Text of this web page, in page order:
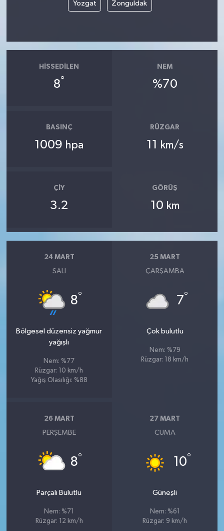
Yozgat Zonguldak
HISSEDILEN
8°
NEM
%70
BASINÇ
1009 hpa
RÜZGAR
11 km/s
ÇIY
3.2
GÖRÜŞ
10 km
24 MART
SALI
8°
Bölgesel düzensiz yağmur
yağışlı
Nem: %77
Rüzgar: 10 km/h
Yağış Olasılığı: %88
25 MART
ÇARŞAMBA
7°
Çok bulutlu
Nem: %79
Rüzgar: 18 km/h
26 MART
PERŞEMBE
8°
Parçalı Bulutlu
Nem: %71
Rüzgar: 12 km/h
27 MART
CUMA
10°
Güneşli
Nem: %61
Rüzgar: 9 km/h